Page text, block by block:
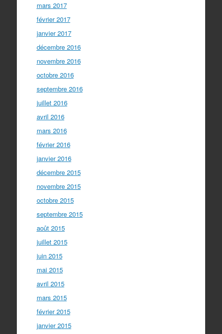
mars 2017
février 2017
janvier 2017
décembre 2016
novembre 2016
octobre 2016
septembre 2016
juillet 2016
avril 2016
mars 2016
février 2016
janvier 2016
décembre 2015
novembre 2015
octobre 2015
septembre 2015
août 2015
juillet 2015
juin 2015
mai 2015
avril 2015
mars 2015
février 2015
janvier 2015